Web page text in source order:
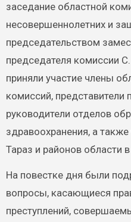
заседание областной
несовершеннолетних и
председательством
председателя комиссии
приняли участие члены
комиссий, представители
руководители отделов
здравоохранения, а
Тараз и районов области
На повестке дня были
вопросы, касающиеся
преступлений,